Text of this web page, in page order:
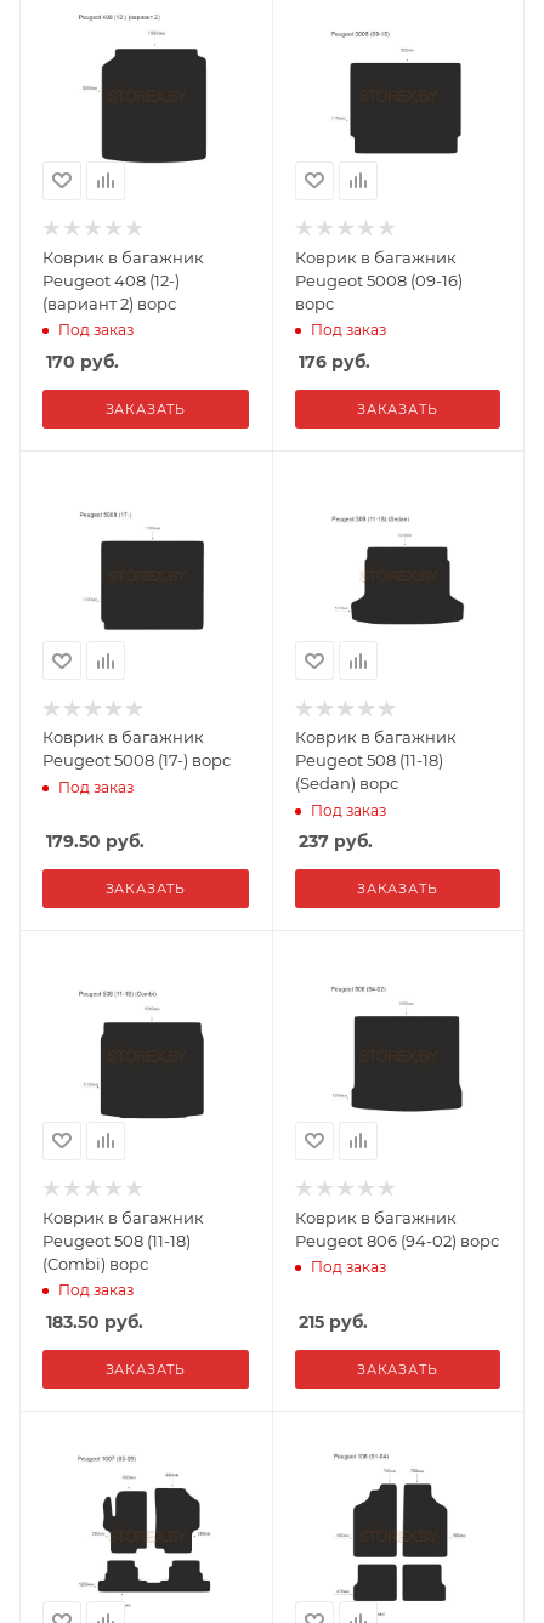
Коврик в багажник
Peugeot 408 (12-)
(вариант 2) ворс
Под заказ
170 руб.
ЗАКАЗАТЬ
Коврик в багажник
Peugeot 5008 (09-16)
ворс
Под заказ
176руб.
ЗАКАЗАТЬ
Коврик в багажник
Peugeot 5008 (17-) ворс
Под заказ
179.50 руб.
ЗАКАЗАТЬ
Коврик в багажник
Peugeot 508 (11-18)
(Sedan) ворс
Под заказ
237руб.
ЗАКАЗАТЬ
Коврик в багажник
Peugeot 508 (11-18)
(Combi) ворс
Под заказ
183.50 руб.
ЗАКАЗАТЬ
Коврик в багажник
Peugeot 806 (94-02) ворс
Под заказ
215руб.
ЗАКАЗАТЬ